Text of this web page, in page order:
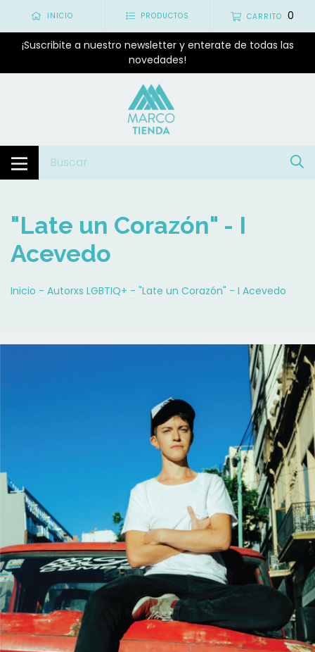
INICIO PRODUCTOS CARRITO 0
¡Suscribite a nuestro newsletter y enterate de todas las
novedades!
"Late un Corazón" - I
Acevedo
Inicio - Autorxs LGBTIQ+ - "Late un Corazón" - I Acevedo